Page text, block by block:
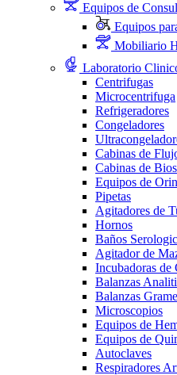
Equipos de
Equipos
Mobiliario
Laboratorio
Centrifugas
Microcentrifuga
Refrigeradores
Congeladores
Cabinas de
Cabinas de
Equipos de
Pipetas
Agitadores de
Hornos
Baños
Agitador de
Incubadoras de
Balanzas
Balanzas
Microscopios
Equipos de
Equipos de
Autoclaves
Respiradores